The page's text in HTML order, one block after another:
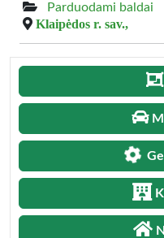
Parduodami baldai
Klaipėdos r. sav.,